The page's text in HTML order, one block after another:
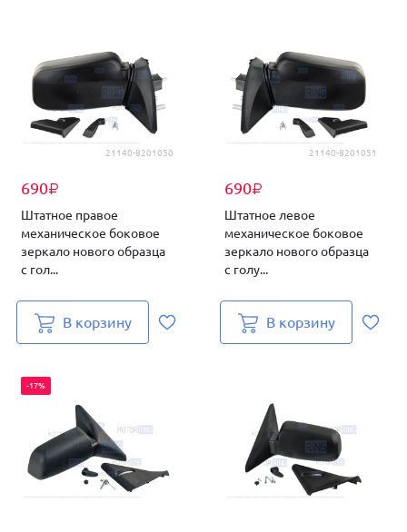
21140-8201050
690₽
Штатное правое
механическое боковое
зеркало нового образца
с гол...
В корзину
21140-8201051
690₽
Штатное левое
механическое боковое
зеркало нового образца
с голу...
В корзину
-17%